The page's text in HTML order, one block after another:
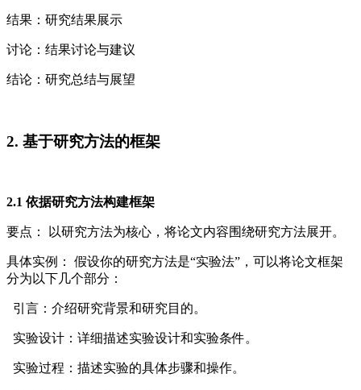
结果：研究结果展示
讨论：结果讨论与建议
结论：研究总结与展望
2. 基于研究方法的框架
2.1 依据研究方法构建框架
要点： 以研究方法为核心，将论文内容围绕研究方法展开。
具体实例： 假设你的研究方法是“实验法”，可以将论文框架
分为以下几个部分：
引言：介绍研究背景和研究目的。
实验设计：详细描述实验设计和实验条件。
实验过程：描述实验的具体步骤和操作。